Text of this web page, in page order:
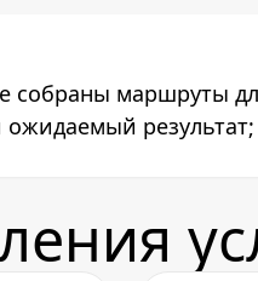
собраны маршруты
ожидаемый